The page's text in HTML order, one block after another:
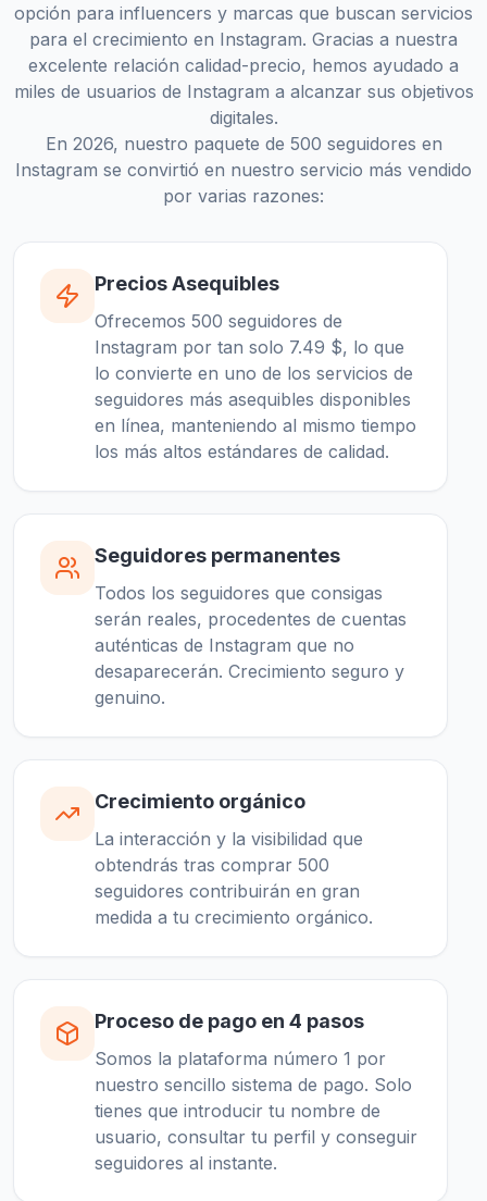
opción para influencers y marcas que buscan servicios
para el crecimiento en Instagram. Gracias a nuestra
excelente relación calidad-precio, hemos ayudado a
miles de usuarios de Instagram a alcanzar sus objetivos
digitales.
En 2026, nuestro paquete de 500 seguidores en
Instagram se convirtió en nuestro servicio más vendido
por varias razones:
Precios Asequibles
Ofrecemos 500 seguidores de
Instagram por tan solo 7.49 $, lo que
lo convierte en uno de los servicios de
seguidores más asequibles disponibles
en línea, manteniendo al mismo tiempo
los más altos estándares de calidad.
Seguidores permanentes
Todos los seguidores que consigas
serán reales, procedentes de cuentas
auténticas de Instagram que no
desaparecerán. Crecimiento seguro y
genuino.
Crecimiento orgánico
La interacción y la visibilidad que
obtendrás tras comprar 500
seguidores contribuirán en gran
medida a tu crecimiento orgánico.
Proceso de pago en 4 pasos
Somos la plataforma número 1 por
nuestro sencillo sistema de pago. Solo
tienes que introducir tu nombre de
usuario, consultar tu perfil y conseguir
seguidores al instante.